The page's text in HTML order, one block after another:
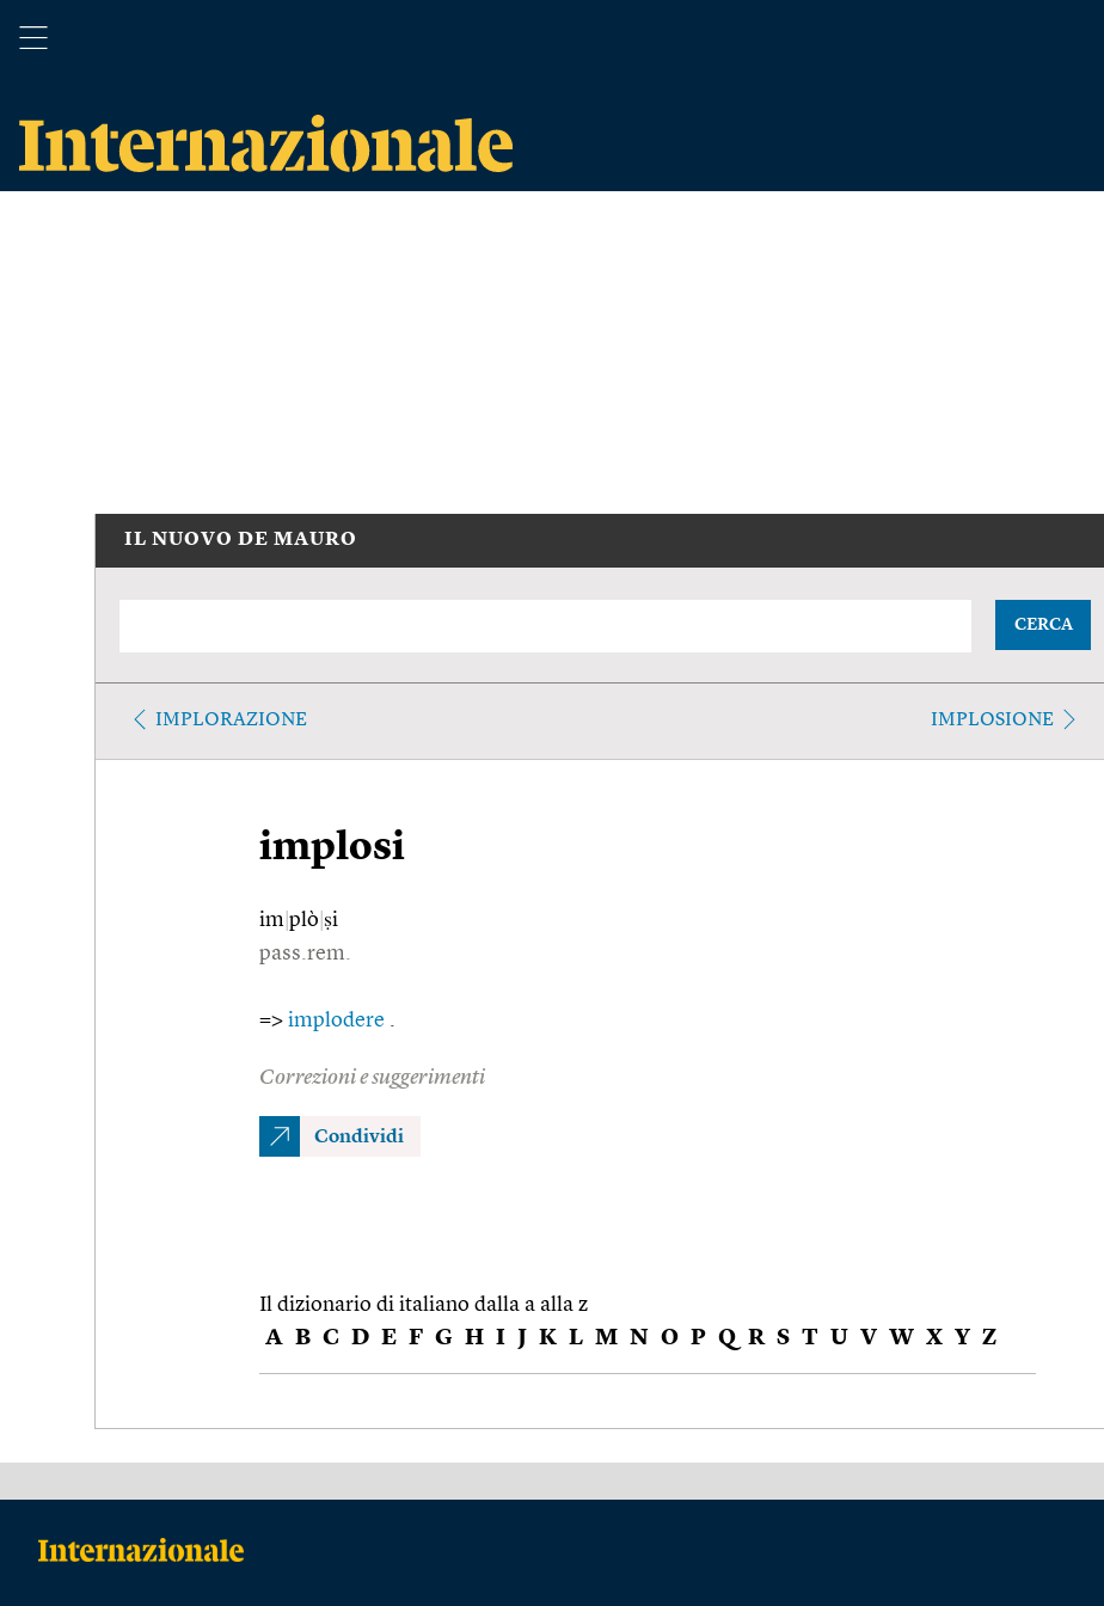
IL NUOVO DE MAURO
CERCA
IMPLORAZIONE IMPLOSIONE
implosi
im plò ṣi
pass.rem.
=> implodere .
Correzioni e suggerimenti
Condividi
Il dizionario di italiano dalla a alla z
A B C D E F G H I J K L M N O P Q R S T U V W X Y Z